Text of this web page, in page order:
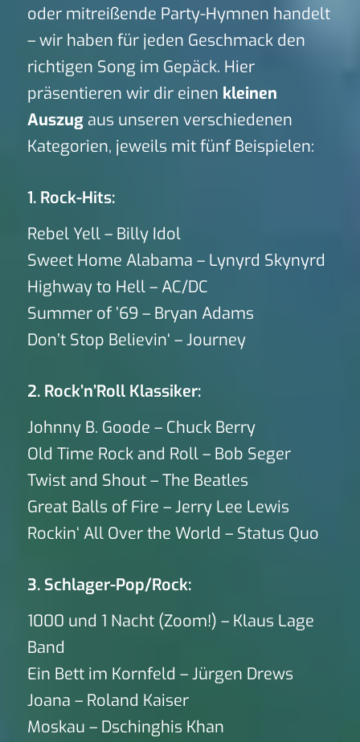
oder mitreißende Party-Hymnen handelt
– wir haben für jeden Geschmack den
richtigen Song im Gepäck. Hier
präsentieren wir dir einen kleinen
Auszugaus unseren verschiedenen
Kategorien, jeweils mit fünf Beispielen:
1. Rock-Hits:
Rebel Yell – Billy Idol
Sweet Home Alabama – Lynyrd Skynyrd
Highway to Hell – AC/DC
Summer of ’69 – Bryan Adams
Don’t Stop Believin‘ – Journey
2. Rock’n’Roll Klassiker:
Johnny B. Goode – Chuck Berry
Old Time Rock and Roll – Bob Seger
Twist and Shout – The Beatles
Great Balls of Fire – Jerry Lee Lewis
Rockin‘ All Over the World – Status Quo
3. Schlager-Pop/Rock:
1000 und 1 Nacht (Zoom!) – Klaus Lage
Band
Ein Bett im Kornfeld – Jürgen Drews
Joana – Roland Kaiser
Moskau – Dschinghis Khan